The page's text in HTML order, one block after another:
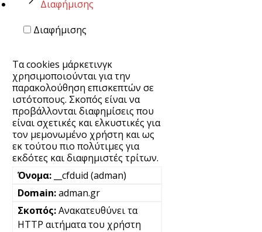
Διαφήμισης
Διαφήμισης
Τα cookies μάρκετινγκ
χρησιμοποιούνται για την
παρακολούθηση επισκεπτών σε
ιστότοπους. Σκοπός είναι να
προβάλλονται διαφημίσεις που
είναι σχετικές και ελκυστικές για
τον μεμονωμένο χρήστη και ως
εκ τούτου πιο πολύτιμες για
εκδότες και διαφημιστές τρίτων.
__cfduid (adman)
adman.gr
Ανακατευθύνει τα
HTTP αιτήματα του χρήστη